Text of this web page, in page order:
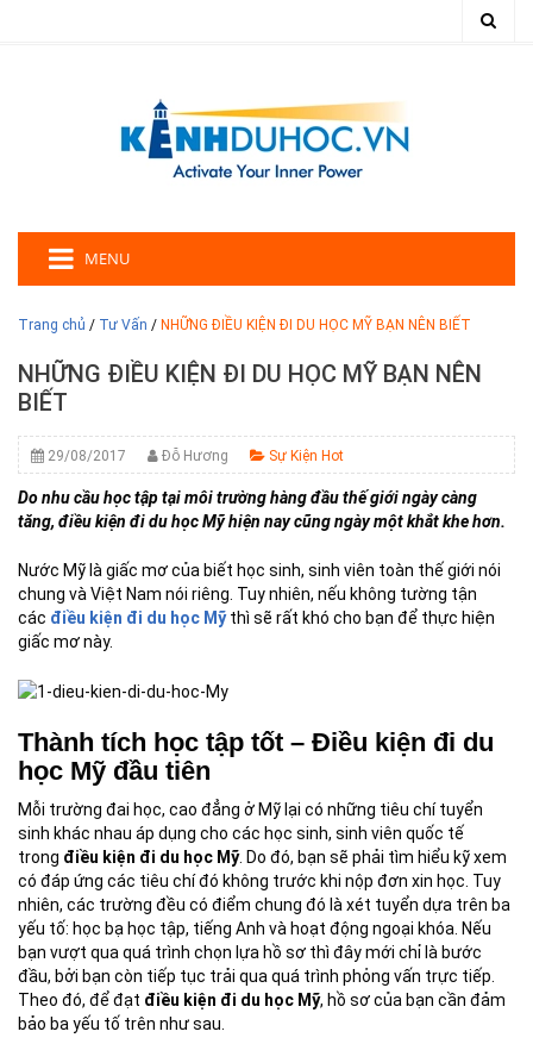
MENU
Trang chủ / Tư Vấn / NHỮNG ĐIỀU KIỆN ĐI DU HỌC MỸ BẠN NÊN BIẾT
NHỮNG ĐIỀU KIỆN ĐI DU HỌC MỸ BẠN NÊN
BIẾT
29/08/2017 Đỗ Hương Sự Kiện Hot
Do nhu cầu học tập tại môi trường hàng đầu thế giới ngày càng
tăng, điều kiện đi du học Mỹ hiện nay cũng ngày một khắt khe hơn.
Nước Mỹ là giấc mơ của biết học sinh, sinh viên toàn thế giới nói
chung và Việt Nam nói riêng. Tuy nhiên, nếu không tường tận
các điều kiện đi du học Mỹthì sẽ rất khó cho bạn để thực hiện
giấc mơ này.
Thành tích học tập tốt – Điều kiện đi du
học Mỹ đầu tiên
Mỗi trường đai học, cao đẳng ở Mỹ lại có những tiêu chí tuyển
sinh khác nhau áp dụng cho các học sinh, sinh viên quốc tế
trong điều kiện đi du học Mỹ. Do đó, bạn sẽ phải tìm hiểu kỹ xem
có đáp ứng các tiêu chí đó không trước khi nộp đơn xin học. Tuy
nhiên, các trường đều có điểm chung đó là xét tuyển dựa trên ba
yếu tố: học bạ học tập, tiếng Anh và hoạt động ngoại khóa. Nếu
bạn vượt qua quá trình chọn lựa hồ sơ thì đây mới chỉ là bước
đầu, bởi bạn còn tiếp tục trải qua quá trình phỏng vấn trực tiếp.
Theo đó, để đạt điều kiện đi du học Mỹ, hồ sơ của bạn cần đảm
bảo ba yếu tố trên như sau.